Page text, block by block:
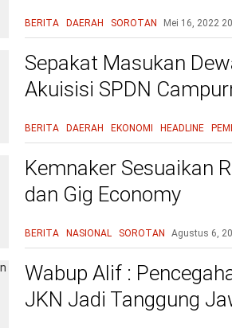
BERITA DAERAH SOROTAN Mei 16, 2022
Sepakat Masukan
Akuisisi SPDN
BERITA DAERAH EKONOMI HEADLINE
Kemnaker Sesuaikan
dan Gig Economy
BERITA NASIONAL SOROTAN Agustus 6,
Wabup Alif :
JKN Jadi Tanggung